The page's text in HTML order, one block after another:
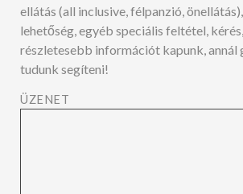
ellátás (all inclusive, félpanzió,
lehetőség, egyéb speciális feltétel,
részletesebb információt kapunk, annál
tudunk segíteni!
ÜZENET